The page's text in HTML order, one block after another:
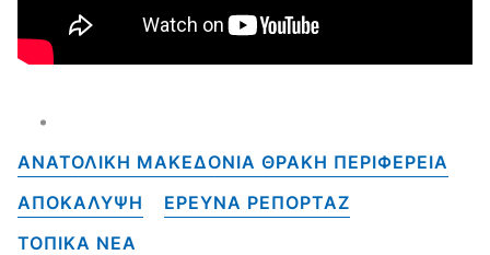
ΑΝΑΤΟΛΙΚΗ ΜΑΚΕΔΟΝΙΑ ΘΡΑΚΗ ΠΕΡΙΦΕΡΕΙΑ
ΑΠΟΚΑΛΥΨΗ
ΕΡΕΥΝΑ ΡΕΠΟΡΤΑΖ
ΤΟΠΙΚΑ NEA